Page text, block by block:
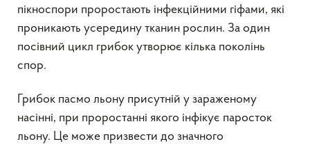
пікноспори проростають інфекційними гіфами, які
проникають усередину тканин рослин. За один
посівний цикл грибок утворює кілька поколінь
спор.
Грибок пасмо льону присутній у зараженому
насінні, при проростанні якого інфікує паросток
льону. Це може призвести до значного